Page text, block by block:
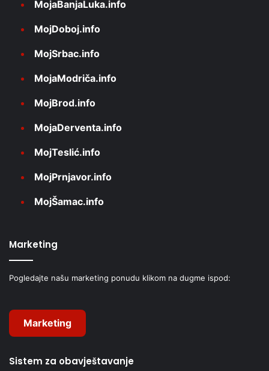
MojaBanjaLuka.info
MojDoboj.info
MojSrbac.info
MojaModriča.info
MojBrod.info
MojaDerventa.info
MojTeslić.info
MojPrnjavor.info
MojŠamac.info
Marketing
Pogledajte našu marketing ponudu klikom na dugme ispod:
Marketing
Sistem za obavještavanje